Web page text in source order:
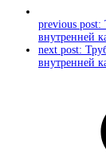
previous post:
внутренней
next post:
внутренней